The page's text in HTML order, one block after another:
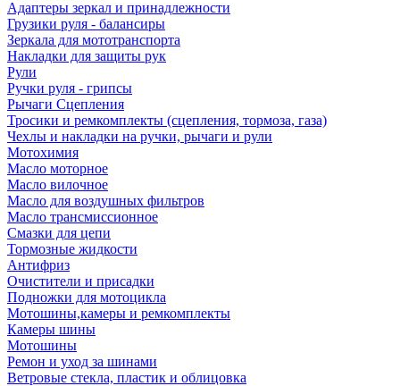
Адаптеры зеркал и принадлежности
Грузики руля - балансиры
Зеркала для мототранспорта
Накладки для защиты рук
Рули
Ручки руля - грипсы
Рычаги Сцепления
Тросики и ремкомплекты (сцепления, тормоза, газа)
Чехлы и накладки на ручки, рычаги и рули
Мотохимия
Масло моторное
Масло вилочное
Масло для воздушных фильтров
Масло трансмиссионное
Смазки для цепи
Тормозные жидкости
Антифриз
Очистители и присадки
Подножки для мотоцикла
Мотошины,камеры и ремкомплекты
Камеры шины
Мотошины
Ремон и уход за шинами
Ветровые стекла, пластик и облицовка